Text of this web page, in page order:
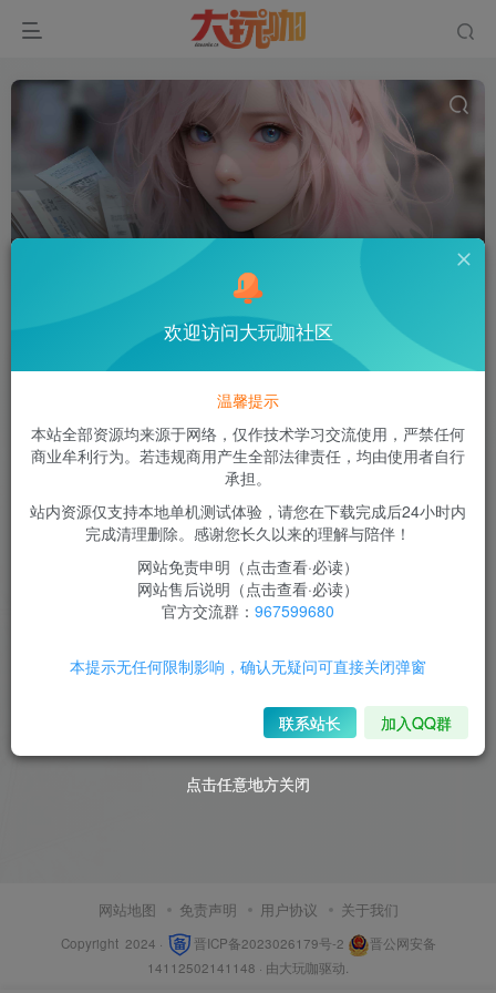
点赞 评论
DNF端游70复古仿官版视频教
端游源码
8
网站地图 免责声明 用户协议 关于我们
Copyright 2024 · 晋ICP备2023026179号-2
晋公网安备
14112502141148 · 由大玩咖驱动.
点击任意地方关闭
点击任意地方关闭
欢迎访问大玩咖社区
温馨提示
本站全部资源均来源于网络，仅作技术学习交流使用，严禁任何
商业牟利行为。若违规商用产生全部法律责任，均由使用者自行
承担。
站内资源仅支持本地单机测试体验，请您在下载完成后24小时内
完成清理删除。感谢您长久以来的理解与陪伴！
网站免责申明（点击查看·必读）
网站售后说明（点击查看·必读）
官方交流群： 967599680
本提示无任何限制影响，确认无疑问可直接关闭弹窗
联系站长 加入QQ群